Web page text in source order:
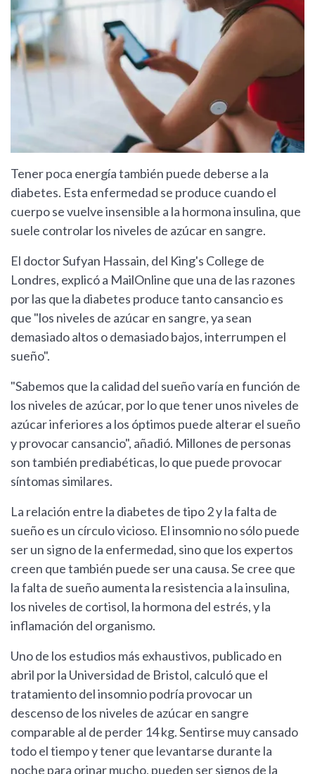
Tener poca energía también puede deberse a la
diabetes. Esta enfermedad se produce cuando el
cuerpo se vuelve insensible a la hormona insulina, que
suele controlar los niveles de azúcar en sangre.
El doctor Sufyan Hassain, del King's College de
Londres, explicó a MailOnline que una de las razones
por las que la diabetes produce tanto cansancio es
que "los niveles de azúcar en sangre, ya sean
demasiado altos o demasiado bajos, interrumpen el
sueño".
"Sabemos que la calidad del sueño varía en función de
los niveles de azúcar, por lo que tener unos niveles de
azúcar inferiores a los óptimos puede alterar el sueño
y provocar cansancio", añadió. Millones de personas
son también prediabéticas, lo que puede provocar
síntomas similares.
La relación entre la diabetes de tipo 2 y la falta de
sueño es un círculo vicioso. El insomnio no sólo puede
ser un signo de la enfermedad, sino que los expertos
creen que también puede ser una causa. Se cree que
la falta de sueño aumenta la resistencia a la insulina,
los niveles de cortisol, la hormona del estrés, y la
inflamación del organismo.
Uno de los estudios más exhaustivos, publicado en
abril por la Universidad de Bristol, calculó que el
tratamiento del insomnio podría provocar un
descenso de los niveles de azúcar en sangre
comparable al de perder 14 kg. Sentirse muy cansado
todo el tiempo y tener que levantarse durante la
noche para orinar mucho, pueden ser signos de la